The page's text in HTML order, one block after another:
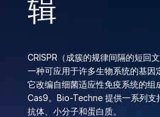
辑
CRISPR（成簇的规律间隔的短回
一种可应用于许多生物系统的基因
它改编自细菌适应性免疫系统的组
Cas9。Bio-Techne 提供一系列支
抗体、小分子和蛋白质。